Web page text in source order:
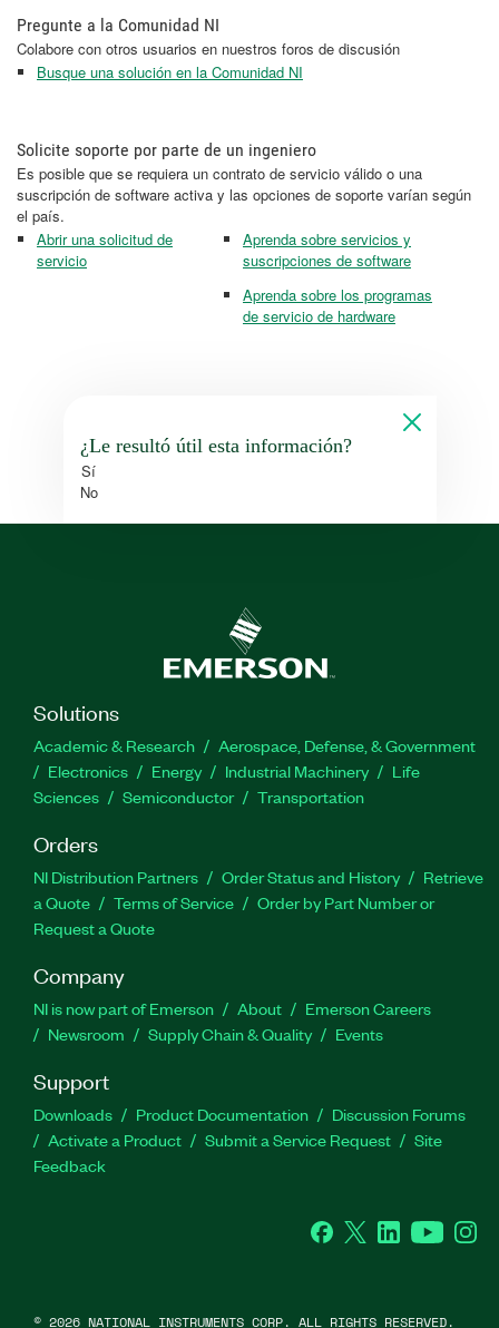
Pregunte a la Comunidad NI
Colabore con otros usuarios en nuestros foros de discusión
Busque una solución en la Comunidad NI
Solicite soporte por parte de un ingeniero
Es posible que se requiera un contrato de servicio válido o una
suscripción de software activa y las opciones de soporte varían según
el país.
Abrir una solicitud de
servicio
Aprenda sobre servicios y
suscripciones de software
Aprenda sobre los programas
de servicio de hardware
¿Le resultó útil esta información?
Sí
No
Solutions
Academic & Research
Aerospace, Defense, & Government
Electronics
Energy Industrial Machinery
Life
Sciences
Semiconductor Transportation
Orders
NI Distribution Partners Order Status and History
Retrieve
a Quote
Terms of Service
Order by Part Number or
Request a Quote
Company
NI is now part of Emerson About
Emerson Careers
Newsroom
Supply Chain & Quality Events
Support
Downloads Product Documentation
Discussion Forums
Activate a Product
Submit a Service Request
Site
Feedback
Facebook
Twitter LinkedInYouTube
© 2026 NATIONAL INSTRUMENTS CORP. ALL RIGHTS RESERVED.